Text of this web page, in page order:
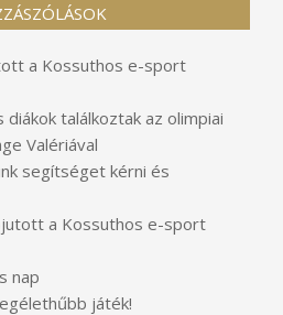
a Kossuthos e-sport
diákok találkoztak az olimpiai
Valériával
segítséget kérni és
a Kossuthos e-sport
nap
játék!